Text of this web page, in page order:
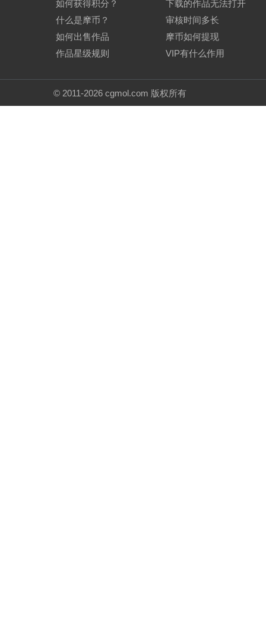
如何获得积分？
什么是摩币？
如何出售作品
作品星级规则
下载的作品无法打开
审核时间多长
摩币如何提现
VIP有什么作用
© 2011-2026 cgmol.com 版权所有